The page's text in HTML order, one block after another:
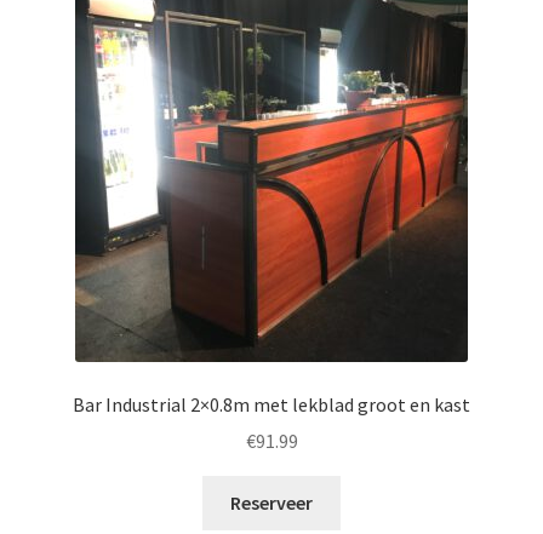
Offerte aanvraag
Privacybeleid
Bar Industrial 2×0.8m met lekblad groot en kast
€91.99
Reserveer